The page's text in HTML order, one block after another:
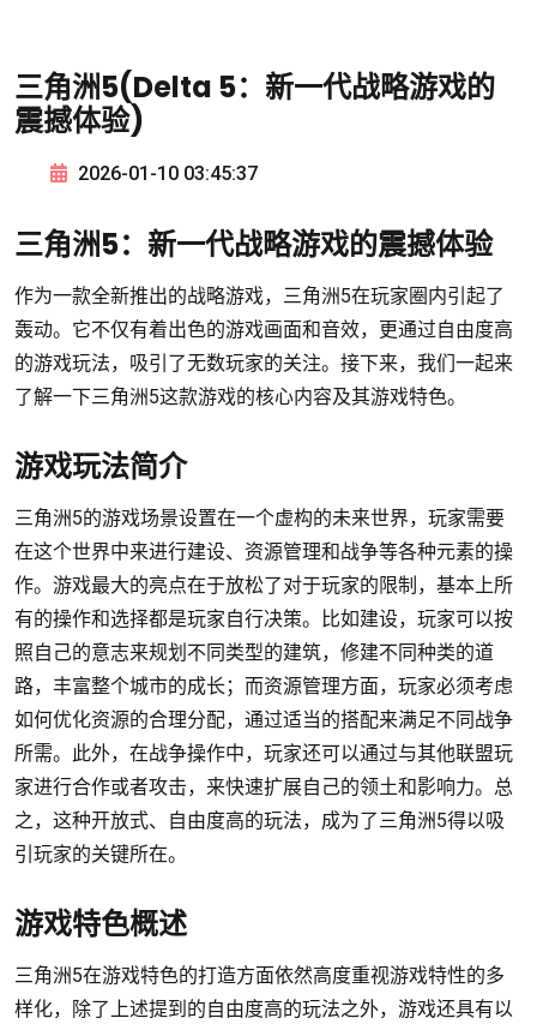
三角洲5(Delta 5：新一代战略游戏的
震撼体验)
2026-01-10 03:45:37
三角洲5：新一代战略游戏的震撼体验
作为一款全新推出的战略游戏，三角洲5在玩家圈内引起了
轰动。它不仅有着出色的游戏画面和音效，更通过自由度高
的游戏玩法，吸引了无数玩家的关注。接下来，我们一起来
了解一下三角洲5这款游戏的核心内容及其游戏特色。
游戏玩法简介
三角洲5的游戏场景设置在一个虚构的未来世界，玩家需要
在这个世界中来进行建设、资源管理和战争等各种元素的操
作。游戏最大的亮点在于放松了对于玩家的限制，基本上所
有的操作和选择都是玩家自行决策。比如建设，玩家可以按
照自己的意志来规划不同类型的建筑，修建不同种类的道
路，丰富整个城市的成长；而资源管理方面，玩家必须考虑
如何优化资源的合理分配，通过适当的搭配来满足不同战争
所需。此外，在战争操作中，玩家还可以通过与其他联盟玩
家进行合作或者攻击，来快速扩展自己的领土和影响力。总
之，这种开放式、自由度高的玩法，成为了三角洲5得以吸
引玩家的关键所在。
游戏特色概述
三角洲5在游戏特色的打造方面依然高度重视游戏特性的多
样化，除了上述提到的自由度高的玩法之外，游戏还具有以